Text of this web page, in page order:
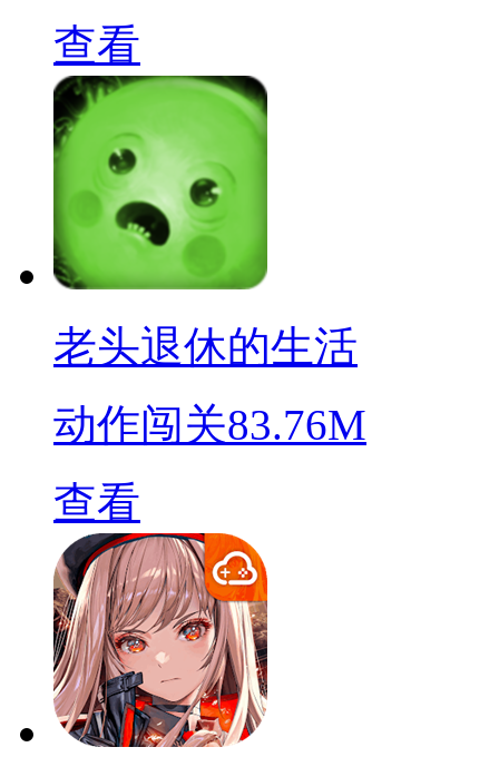
查看
老头退休的生活
动作闯关83.76M
查看